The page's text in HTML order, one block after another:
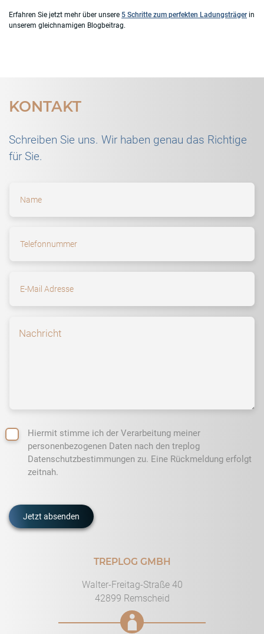
Erfahren Sie jetzt mehr über unsere 5 Schritte zum perfekten Ladungsträger in
unserem gleichnamigen Blogbeitrag.
KONTAKT
Schreiben Sie uns. Wir haben genau das Richtige
für Sie.
Hiermit stimme ich der Verarbeitung meiner
personenbezogenen Daten nach den treplog
Datenschutzbestimmungen zu. Eine Rückmeldung erfolgt
zeitnah.
TREPLOG GMBH
Walter-Freitag-Straße 40
42899 Remscheid